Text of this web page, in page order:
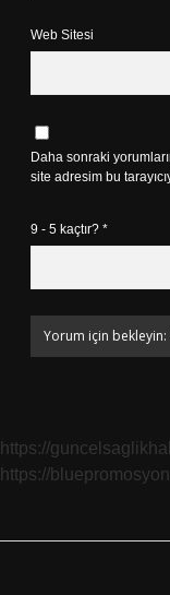
Web Sitesi
Daha sonraki
site adresim bu
9 - 5 kaçtır? *
https://
https://